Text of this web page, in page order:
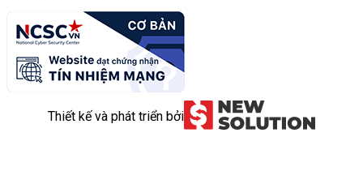
Thiết kế và phát triển bởi